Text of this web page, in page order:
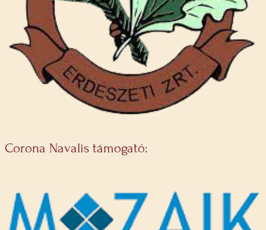
Corona Navalis támogató: